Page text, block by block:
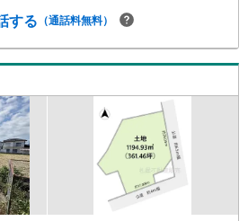
ています。新築購入より低コストで、新
前9時00分～午後6時30分 （定休日:水曜
お電話でのお問い合わせがスムーズにご
下の電話ボタンをタッチ！もしくはお気
い。
する （通話料無料）